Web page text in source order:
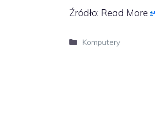
Źródło: Read More
Kategorie
Komputery